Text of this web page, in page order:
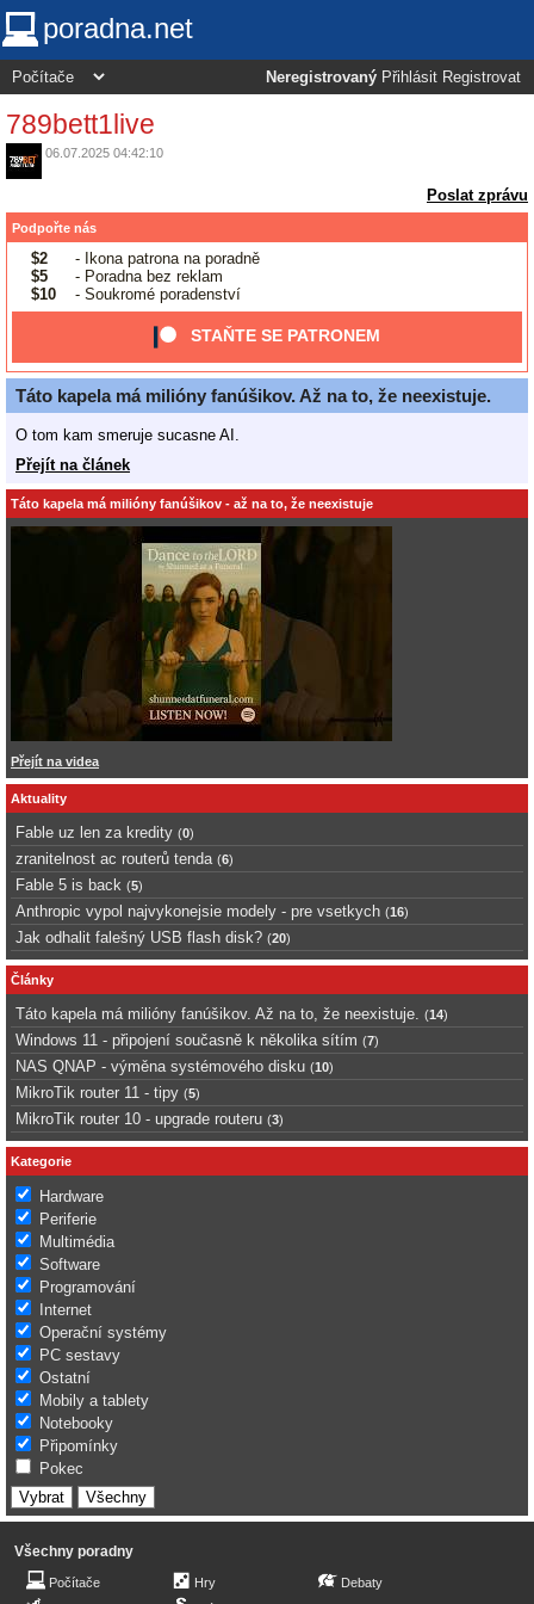
poradna.net
Neregistrovaný Přihlásit Registrovat
789bett1live
06.07.2025 04:42:10
Poslat zprávu
Podpořte nás
$2
- Ikona patrona na poradně
$5
- Poradna bez reklam
$10
- Soukromé poradenství
STAŇTE SE PATRONEM
Táto kapela má milióny fanúšikov. Až na to, že neexistuje.
O tom kam smeruje sucasne AI.
Přejít na článek
Táto kapela má milióny fanúšikov - až na to, že neexistuje
Přejít na videa
Aktuality
Fable uz len za kredity (0)
zranitelnost ac routerů tenda (6)
Fable 5 is back (5)
Anthropic vypol najvykonejsie modely - pre vsetkych (16)
Jak odhalit falešný USB flash disk? (20)
Články
Táto kapela má milióny fanúšikov. Až na to, že neexistuje. (14)
Windows 11 - připojení současně k několika sítím (7)
NAS QNAP - výměna systémového disku (10)
MikroTik router 11 - tipy (5)
MikroTik router 10 - upgrade routeru (3)
Kategorie
Hardware
Periferie
Multimédia
Software
Programování
Internet
Operační systémy
PC sestavy
Ostatní
Mobily a tablety
Notebooky
Připomínky
Pokec
Všechny poradny
Počítače
Hry
Debaty